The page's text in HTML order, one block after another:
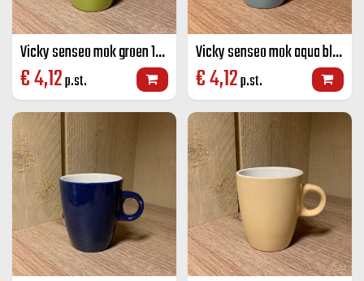
Vicky senseo mok groen 19 CL
€4,12p.st.
Vicky senseo mok aqua blauw 19 CL
€4,12p.st.